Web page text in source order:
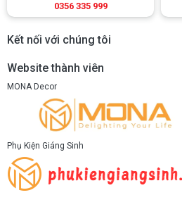
0356 335 999
Kết nối với chúng tôi
Website thành viên
MONA Decor
Phụ Kiện Giáng Sinh